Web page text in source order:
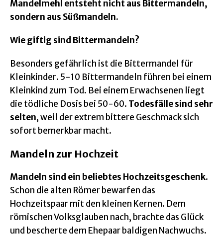
Mandelmehl entsteht nicht aus Bittermandeln,
sondern aus Süßmandeln.
Wie giftig sind Bittermandeln?
Besonders gefährlich ist die Bittermandel für
Kleinkinder. 5-10 Bittermandeln führen bei einem
Kleinkind zum Tod. Bei einem Erwachsenen liegt
die tödliche Dosis bei 50-60. Todesfälle sind sehr
selten, weil der extrem bittere Geschmack sich
sofort bemerkbar macht.
Mandeln zur Hochzeit
Mandeln sind ein beliebtes Hochzeitsgeschenk.
Schon die alten Römer bewarfen das
Hochzeitspaar mit den kleinen Kernen. Dem
römischen Volksglauben nach, brachte das Glück
und bescherte dem Ehepaar baldigen Nachwuchs.